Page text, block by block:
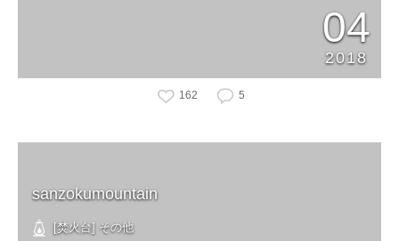
04
2018
162 5
sanzokumountain
[焚火台] その他